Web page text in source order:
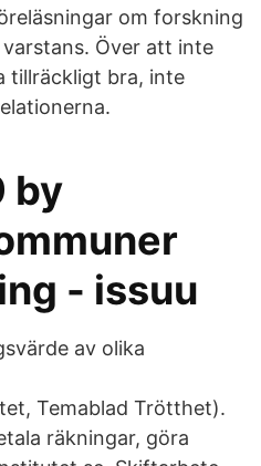
om forskning
Över att inte
tillräckligt bra, inte
by
- issuu
av olika
Temablad Trötthet).
räkningar, göra